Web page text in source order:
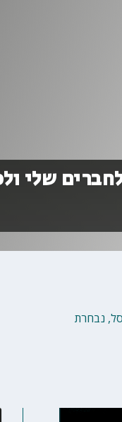
שלי
, נבחרת